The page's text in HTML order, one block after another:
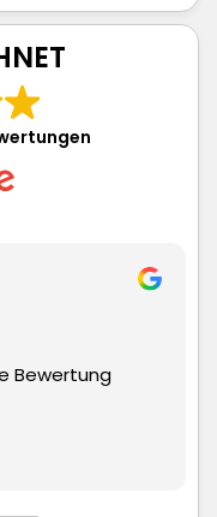
Matthias
Superschnelle